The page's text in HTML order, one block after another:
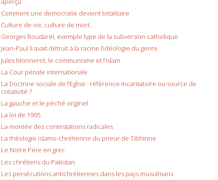
Comment une democratie devient totalitaire
Culture de vie, culture de mort.
Georges Boudarel, exemple type de la subversion catholique
Jean-Paul II avait détruit à la racine l’idéologie du genre
Jules Monnerot, le communisme et l’islam
La Cour pénale internationale
La Doctrine sociale de l’Eglise : référence incantatoire ou source de
créativité ?
La gauche et le péché originel
La loi de 1905
La montée des contestations radicales
La théologie islamo-chrétienne du prieur de Tibhirine
Le Notre Père en grec
Les chrétiens du Pakistan
Les persécutions antichrétiennes dans les pays musulmans